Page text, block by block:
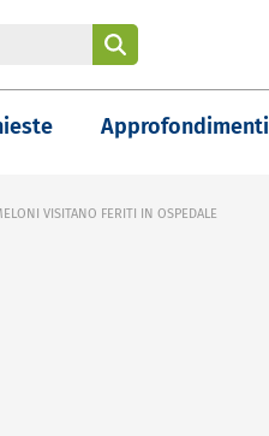
Approfondimenti
VISITANO FERITI IN OSPEDALE